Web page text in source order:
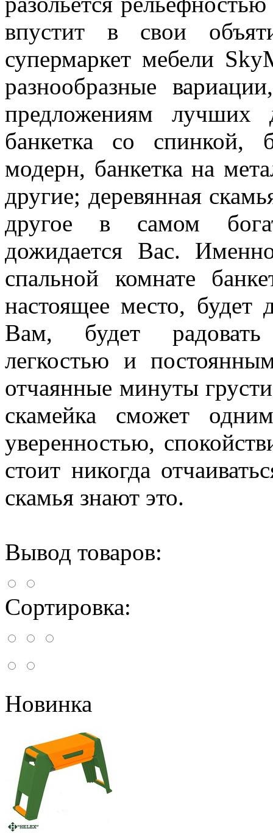
впустит в свои
супермаркет мебели
разнообразные
предложениям лучших
банкетка со спинкой,
модерн, банкетка на
другие; деревянная
другое в самом
дожидается Вас.
спальной комнате
настоящее место,
Вам, будет радовать
легкостью и
отчаянные минуты
скамейка сможет
уверенностью,
стоит никогда
скамья знают это.
Вывод товаров:
Сортировка:
Новинка